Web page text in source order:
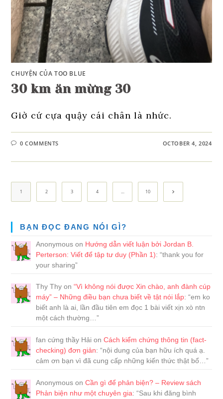
CHUYỆN CỦA TOO BLUE
30 km ăn mừng 30
Giờ cứ cựa quậy cái chân là nhức.
0 COMMENTS OCTOBER 4, 2024
1 2 3 4 … 10 Go to the next
BẠN ĐỌC ĐANG NÓI GÌ?
Anonymous on Hướng dẫn viết luận bởi Jordan B.
Perterson: Viết để tập tư duy (Phần 1): “thank you for
your sharing”
Thy Thy on“Vì không nói được Xin chào, anh đành cúp
máy” – Những điều bạn chưa biết về tật nói lắp: “em ko
biết anh là ai, lần đầu tiên em đọc 1 bài viết xịn xò ntn
một cách thường…”
fan cứng thầy Hải onCách kiểm chứng thông tin (fact-
checking) đơn giản: “nội dung của bạn hữu ích quá ạ.
cảm ơn bạn vì đã cung cấp những kiến thức thật bổ…”
Anonymous onCần gì để phản biện? – Review sách
Phản biện như một chuyên gia: “Sau khi đăng bình